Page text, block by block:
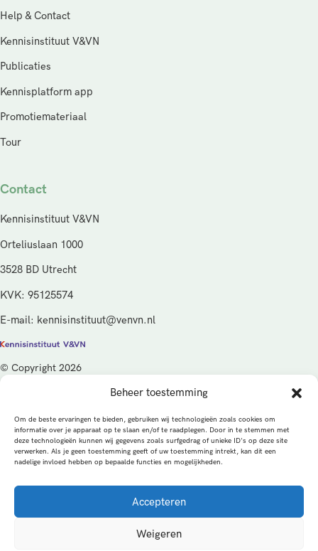
Beheer toestemming
Om de beste ervaringen te bieden, gebruiken wij technologieën zoals cookies om
informatie over je apparaat op te slaan en/of te raadplegen. Door in te stemmen met
deze technologieën kunnen wij gegevens zoals surfgedrag of unieke ID's op deze site
verwerken. Als je geen toestemming geeft of uw toestemming intrekt, kan dit een
nadelige invloed hebben op bepaalde functies en mogelijkheden.
Accepteren
Weigeren
Help & Contact
Kennisinstituut V&VN
Publicaties
Kennisplatform app
Promotiemateriaal
Tour
Contact
Kennisinstituut V&VN
Orteliuslaan 1000
3528 BD Utrecht
KVK: 95125574
E-mail: kennisinstituut@venvn.nl
© Copyright 2026
De activiteiten van het Kennisinstituut V&VN worden gefinancierd
vanuit de kwaliteitsgelden van het ministerie van Volksgezondheid,
Welzijn en Sport (VWS), beheerd door ZonMw.
PrivacybeleidCookiesAlgemene voorwaarden